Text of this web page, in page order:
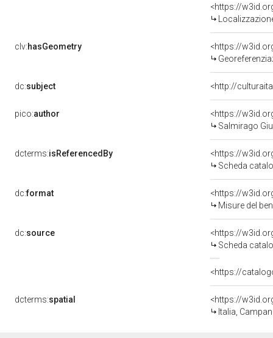
<https://
clv:hasGeometry
<https://
dc:subject <http://
pico:author
<https://
Salmirago
dcterms:isReferencedBy
<https://
Scheda
dc:format
<https://
Misure del
dc:source
<https://
Scheda
<https://
dcterms:spatial
<https://
Italia,